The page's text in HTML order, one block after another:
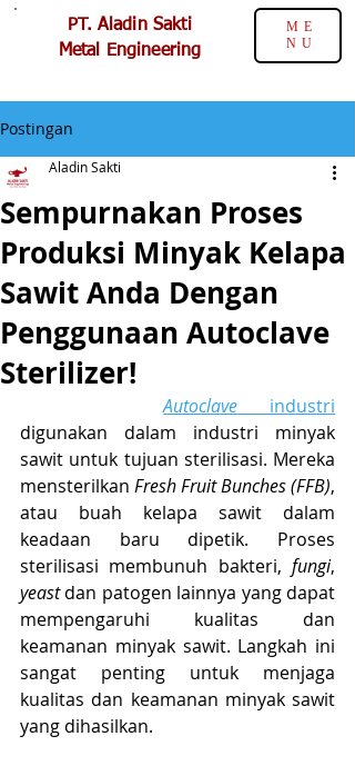
PT. Aladin Sakti
Metal Engineering
ME
NU
Postingan
Sempurnakan Proses
Produksi Minyak Kelapa
Sawit Anda Dengan
Penggunaan Autoclave
Sterilizer!
Aladin Sakti
Autoclave industri
digunakan dalam industri minyak
sawit untuk tujuan sterilisasi. Mereka
mensterilkan Fresh Fruit Bunches (FFB),
atau buah kelapa sawit dalam
keadaan baru dipetik. Proses
sterilisasi membunuh bakteri, fungi
yeast dan patogen lainnya yang dapat
mempengaruhi kualitas dan
keamanan minyak sawit. Langkah ini
sangat penting untuk menjaga
kualitas dan keamanan minyak sawit
yang dihasilkan.